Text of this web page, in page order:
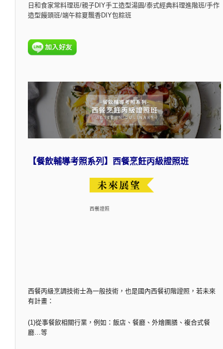
日和食家常料理班/親子DIY手工造型湯圓/泰式經典料理進階班/手作
造型饅頭班/端午粽夏飄香DIY包粽班
【餐飲輔導考照系列】西餐烹飪丙級證照班
西餐證照
西餐丙級烹調技術士為一般技術，也是國內西餐初階證照，若未來
有計畫：
(1)從事餐飲相關行業，例如：飯店、餐廳、外燴團膳、複合式餐
廳…等